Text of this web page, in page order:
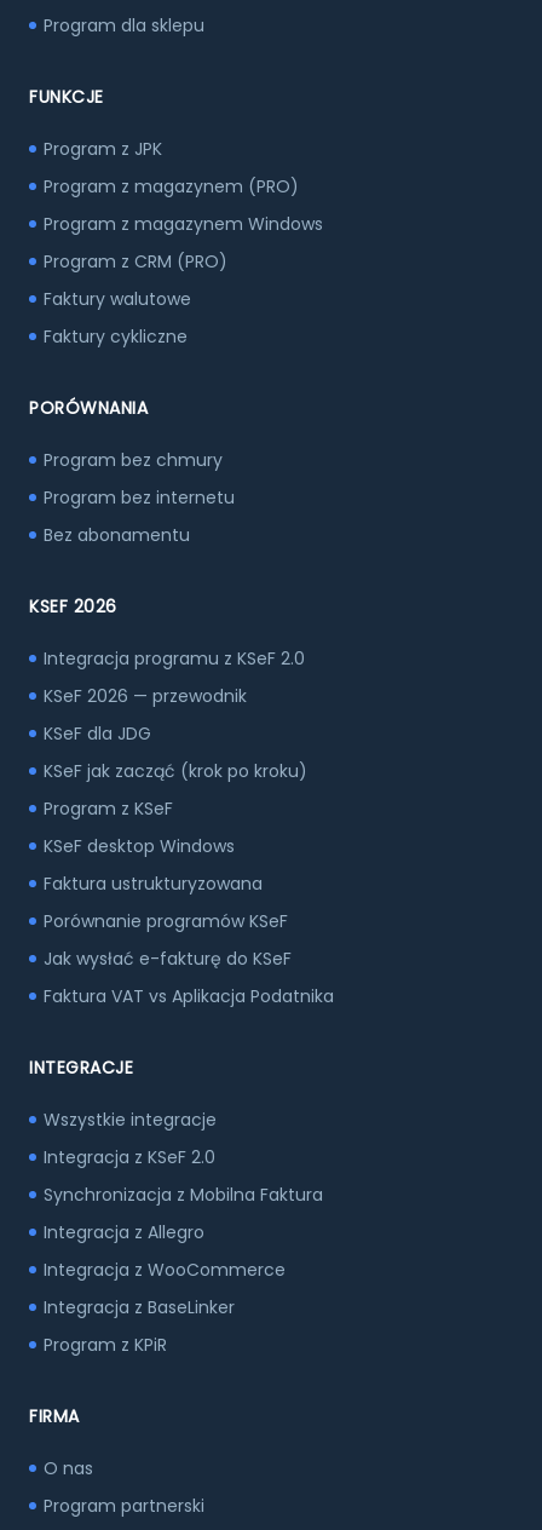
Program dla sklepu
FUNKCJE
Program z JPK
Program z magazynem (PRO)
Program z magazynem Windows
Program z CRM (PRO)
Faktury walutowe
Faktury cykliczne
PORÓWNANIA
Program bez chmury
Program bez internetu
Bez abonamentu
KSEF 2026
Integracja programu z KSeF 2.0
KSeF 2026 — przewodnik
KSeF dla JDG
KSeF jak zacząć (krok po kroku)
Program z KSeF
KSeF desktop Windows
Faktura ustrukturyzowana
Porównanie programów KSeF
Jak wysłać e-fakturę do KSeF
Faktura VAT vs Aplikacja Podatnika
INTEGRACJE
Wszystkie integracje
Integracja z KSeF 2.0
Synchronizacja z Mobilna Faktura
Integracja z Allegro
Integracja z WooCommerce
Integracja z BaseLinker
Program z KPiR
FIRMA
O nas
Program partnerski